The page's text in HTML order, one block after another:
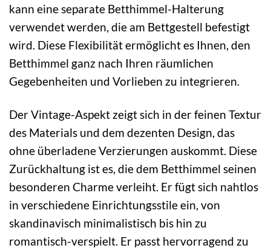
kann eine separate Betthimmel-Halterung
verwendet werden, die am Bettgestell befestigt
wird. Diese Flexibilität ermöglicht es Ihnen, den
Betthimmel ganz nach Ihren räumlichen
Gegebenheiten und Vorlieben zu integrieren.
Der Vintage-Aspekt zeigt sich in der feinen Textur
des Materials und dem dezenten Design, das
ohne überladene Verzierungen auskommt. Diese
Zurückhaltung ist es, die dem Betthimmel seinen
besonderen Charme verleiht. Er fügt sich nahtlos
in verschiedene Einrichtungsstile ein, von
skandinavisch minimalistisch bis hin zu
romantisch-verspielt. Er passt hervorragend zu